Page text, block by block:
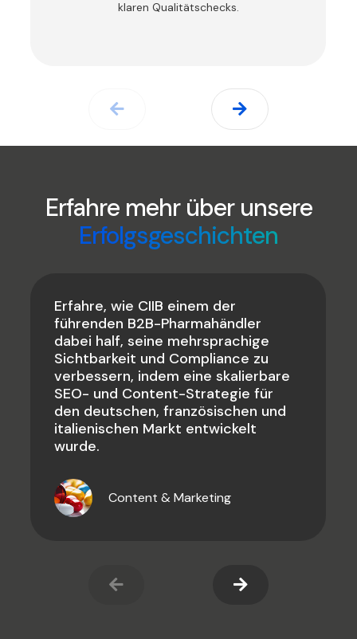
klaren Qualitätschecks.
Erfahre mehr über unsere
Erfolgsgeschichten
Erfahre, wie CIIB einem der
führenden B2B-Pharmahändler
dabei half, seine mehrsprachige
Sichtbarkeit und Compliance zu
verbessern, indem eine skalierbare
SEO- und Content-Strategie für
den deutschen, französischen und
italienischen Markt entwickelt
wurde.
Content & Marketing